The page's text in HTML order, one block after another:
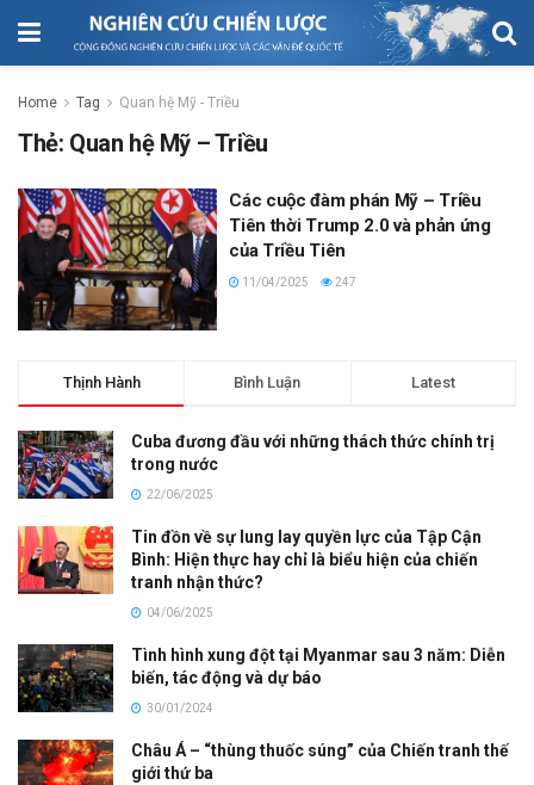
Home Tag Quan hệ Mỹ - Triều
Thẻ: Quan hệ Mỹ – Triều
Các cuộc đàm phán Mỹ – Triều
Tiên thời Trump 2.0 và phản ứng
của Triều Tiên
11/04/2025 247
Thịnh Hành Bình Luận Latest
Cuba đương đầu với những thách thức chính trị
trong nước
22/06/2025
Tin đồn về sự lung lay quyền lực của Tập Cận
Bình: Hiện thực hay chỉ là biểu hiện của chiến
tranh nhận thức?
04/06/2025
Tình hình xung đột tại Myanmar sau 3 năm: Diễn
biến, tác động và dự báo
30/01/2024
Châu Á – “thùng thuốc súng” của Chiến tranh thế
giới thứ ba